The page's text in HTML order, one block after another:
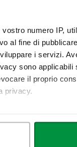
numero IP,
al fine di
i servizi.
sono applicabili
il proprio
privacy.
caratteristiche